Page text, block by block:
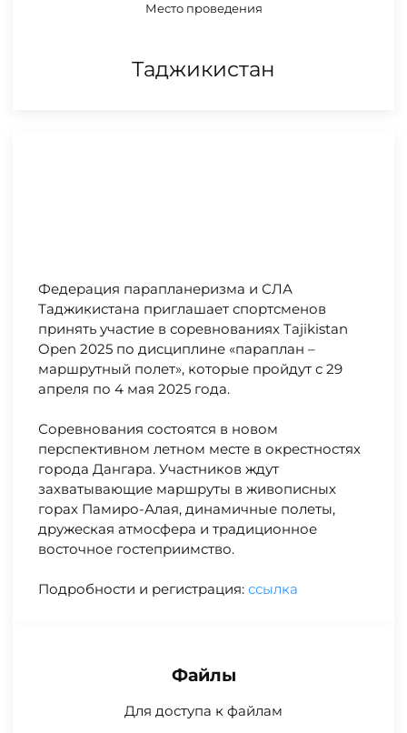
Место проведения
Таджикистан
Федерация парапланеризма и СЛА
Таджикистана приглашает спортсменов
принять участие в соревнованиях Tajikistan
Open 2025 по дисциплине «параплан –
маршрутный полет», которые пройдут с 29
апреля по 4 мая 2025 года.
Соревнования состоятся в новом
перспективном летном месте в окрестностях
города Дангара. Участников ждут
захватывающие маршруты в живописных
горах Памиро-Алая, динамичные полеты,
дружеская атмосфера и традиционное
восточное гостеприимство.
Подробности и регистрация:ссылка
Файлы
Для доступа к файлам